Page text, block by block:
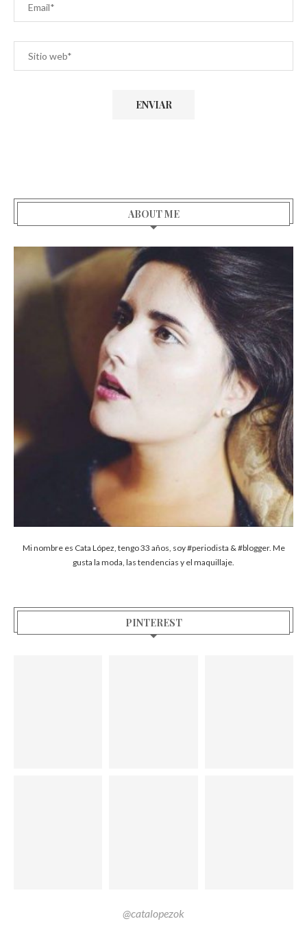
ABOUT ME
Mi nombre es Cata López, tengo 33 años, soy #periodista & #blogger. Me
gusta la moda, las tendencias y el maquillaje.
PINTEREST
@catalopezok